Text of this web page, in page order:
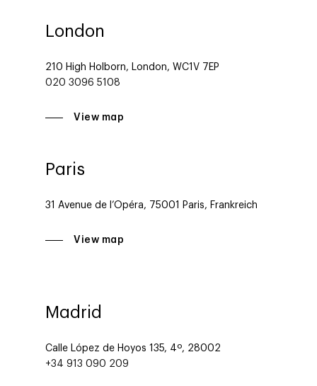
London
210 High Holborn, London, WC1V 7EP
020 3096 5108
View map
Paris
31 Avenue de l’Opéra, 75001 Paris, Frankreich
View map
Madrid
Calle López de Hoyos 135, 4º, 28002
+34 913 090 209